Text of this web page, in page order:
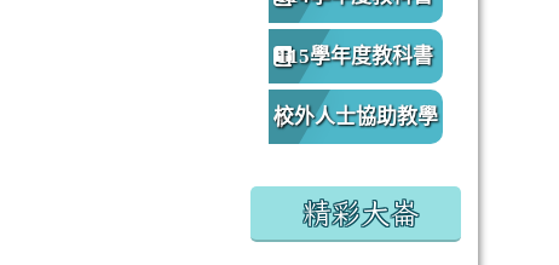
版本
115學年度教科書
版本
校外人士協助教學
精彩大崙